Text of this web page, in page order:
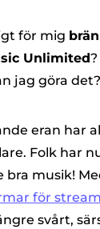
för mig
Unlimited
jag göra
eran har
Folk har
bra musik!
för
svårt,